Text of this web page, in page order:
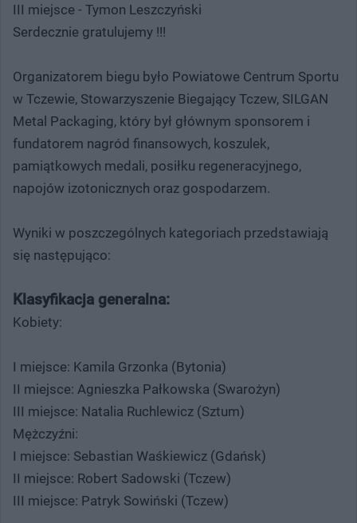
III miejsce - Tymon Leszczyński
Serdecznie gratulujemy !!!
Organizatorem biegu było Powiatowe Centrum Sportu
w Tczewie, Stowarzyszenie Biegający Tczew, SILGAN
Metal Packaging, który był głównym sponsorem i
fundatorem nagród finansowych, koszulek,
pamiątkowych medali, posiłku regeneracyjnego,
napojów izotonicznych oraz gospodarzem.
Wyniki w poszczególnych kategoriach przedstawiają
się następująco:
Klasyfikacja generalna:
Kobiety:
I miejsce: Kamila Grzonka (Bytonia)
II miejsce: Agnieszka Pałkowska (Swarożyn)
III miejsce: Natalia Ruchlewicz (Sztum)
Mężczyźni:
I miejsce: Sebastian Waśkiewicz (Gdańsk)
II miejsce: Robert Sadowski (Tczew)
III miejsce: Patryk Sowiński (Tczew)